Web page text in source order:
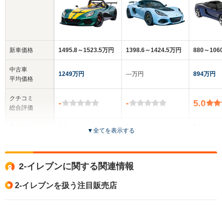
新車価格
中古車
平均価格
クチコミ
総合評価
1495.8～1523.5万円
1249万円
-
全高
1398.6～1424.5万円
‐‐‐万円
-
2人
880～
894万円
5.0
▼全てを表示する
2-イレブンに関する関連情報
2-イレブンを扱う注目販売店